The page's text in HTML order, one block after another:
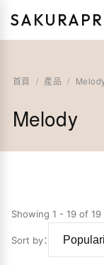
首頁 / 產品 /
Melody
Showing 1 - 19 of
Sort by：